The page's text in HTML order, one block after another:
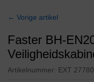
← Vorige artikel
Faster BH-
Artikelnummer: EXT 27780